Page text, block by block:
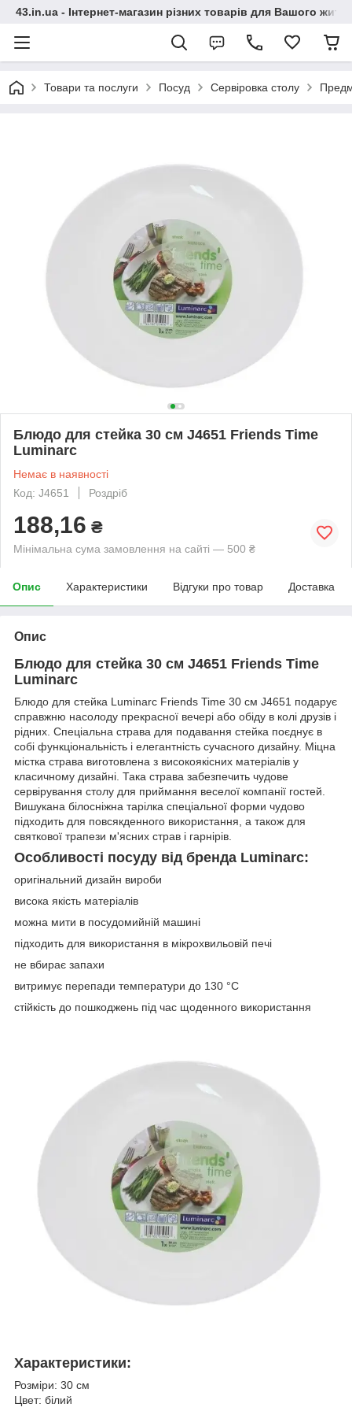
43.in.ua - Інтернет-магазин різних товарів для Вашого
Товари та послуги Посуд Сервіровка столу
Блюдо для стейка 30 см J4651 Friends Time
Luminarc
Немає в наявності
Код: J4651
Роздріб
188,16 ₴
Мінімальна сума замовлення на сайті — 500 ₴
Опис Характеристики Відгуки про товар Доставка
Опис
Блюдо для стейка 30 см J4651 Friends Time
Luminarc
Блюдо для стейка Luminarc Friends Time 30 см J4651 подарує
справжню насолоду прекрасної вечері або обіду в колі друзів і
рідних. Спеціальна страва для подавання стейка поєднує в
собі функціональність і елегантність сучасного дизайну. Міцна
містка страва виготовлена з високоякісних матеріалів у
класичному дизайні. Така страва забезпечить чудове
сервірування столу для приймання веселої компанії гостей.
Вишукана білосніжна тарілка спеціальної форми чудово
підходить для повсякденного використання, а також для
святкової трапези м'ясних страв і гарнірів.
Особливості посуду від бренда Luminarc:
оригінальний дизайн вироби
висока якість матеріалів
можна мити в посудомийній машині
підходить для використання в мікрохвильовій печі
не вбирає запахи
витримує перепади температури до 130 °C
стійкість до пошкоджень під час щоденного використання
Характеристики:
Розміри: 30 см
Цвет: білий